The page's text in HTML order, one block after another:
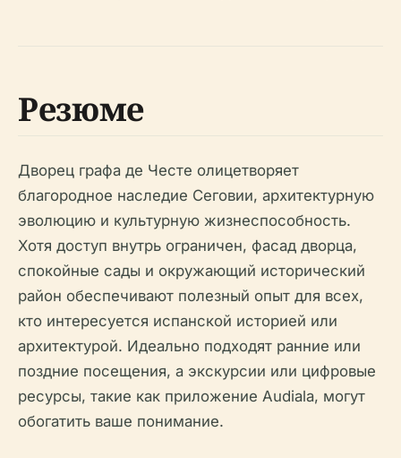
Резюме
Дворец графа де Честе олицетворяет
благородное наследие Сеговии, архитектурную
эволюцию и культурную жизнеспособность.
Хотя доступ внутрь ограничен, фасад дворца,
спокойные сады и окружающий исторический
район обеспечивают полезный опыт для всех,
кто интересуется испанской историей или
архитектурой. Идеально подходят ранние или
поздние посещения, а экскурсии или цифровые
ресурсы, такие как приложение Audiala, могут
обогатить ваше понимание.